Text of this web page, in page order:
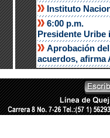
Instituto
6:00 p.m.
Presidente Uribe
Aprobación
acuerdos, afirma